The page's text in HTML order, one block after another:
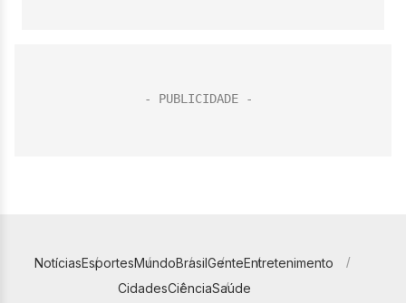
NotíciasEsportesMundoBrasilGenteEntretenimento
CidadesCiênciaSaúde